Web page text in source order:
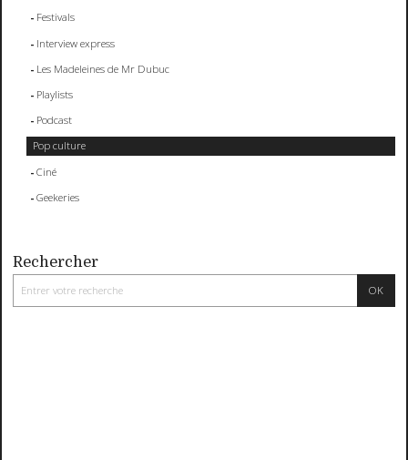
Festivals
Interview express
Les Madeleines de Mr Dubuc
Playlists
Podcast
Pop culture
Ciné
Geekeries
Rechercher